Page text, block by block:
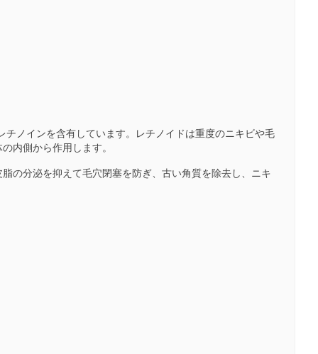
ノインを含有しています。レチノイドは重度のニキビや毛
内側から作用します。
の分泌を抑えて毛穴閉塞を防ぎ、古い角質を除去し、ニキ